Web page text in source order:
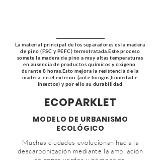
La material principal de los separadores es la madera
de pino (FSC y PEFC) termotratada.Este proceso
somete la madera de pino a muy altas temperaturas
en ausencia de productos químicos y oxigeno
durante 8 horas.Esto mejora la resistencia de la
madera en el exterior (ante hongos,humedad e
insectos) y por ello su durabilidad
ECOPARKLET
MODELO DE URBANISMO
ECOLÓGICO
Muchas ciudades evolucionan hacia la
descarbonización mediante la ampliación